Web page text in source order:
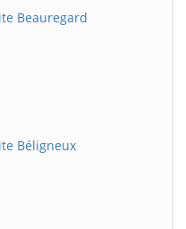
Beauregard
Béligneux